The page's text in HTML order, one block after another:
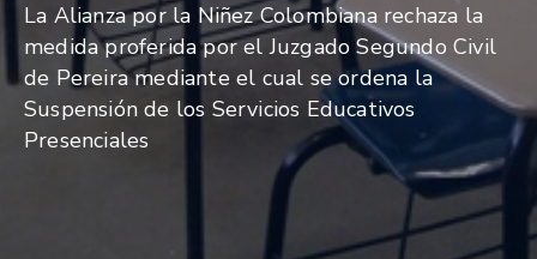
La Alianza por la Niñez Colombiana rechaza la
medida proferida por el Juzgado Segundo Civil
de Pereira mediante el cual se ordena la
Suspensión de los Servicios Educativos
Presenciales